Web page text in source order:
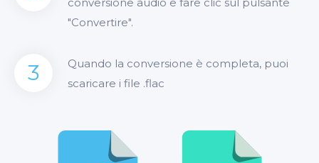
"Convertire".
3
Quando la conversione è completa, puoi
scaricare i file .flac